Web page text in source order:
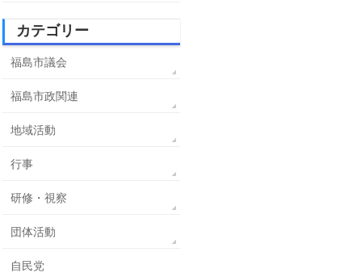
カテゴリー
福島市議会
福島市政関連
地域活動
行事
研修・視察
団体活動
自民党